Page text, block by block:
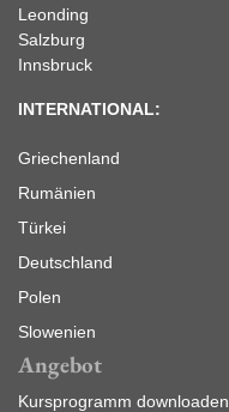
Leonding
Salzburg
Innsbruck
INTERNATIONAL:
Griechenland
Rumänien
Türkei
Deutschland
Polen
Slowenien
Angebot
Kursprogramm downloaden